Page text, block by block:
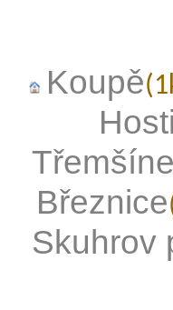
Koupě
Březnice
Skuhrov